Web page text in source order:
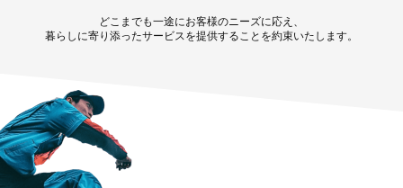
どこまでも一途にお客様のニーズに応え、
暮らしに寄り添ったサービスを提供することを約束いたします。